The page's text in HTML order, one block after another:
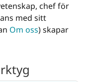
chef för
med sitt
Om oss) skapar